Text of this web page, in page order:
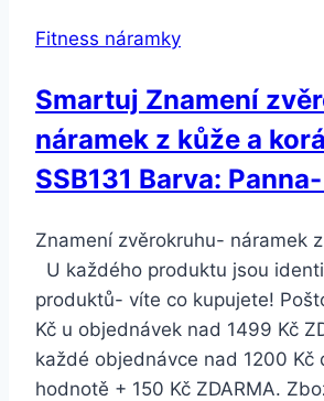
Fitness náramky
Smartuj Znamení
náramek z kůže a
SSB131 Barva:
Znamení zvěrokruhu- náramek
U každého produktu jsou
produktů- víte co kupujete!
Kč u objednávek nad 1499 Kč
každé objednávce nad 1200 Kč
hodnotě + 150 Kč ZDARMA.